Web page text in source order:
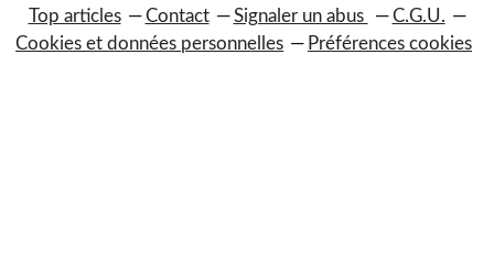
Top articles
Contact Signaler un abus
C.G.U.
Cookies et données personnelles
Préférences cookies